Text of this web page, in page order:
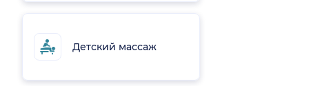
Детский массаж